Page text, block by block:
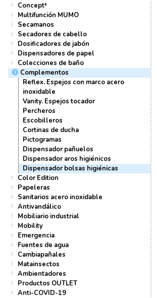
Concept³
Multifunción MUMO
Secamanos
Secadores de cabello
Dosificadores de jabón
Dispensadores de papel
Colecciones de baño
Complementos
Reflex. Espejos con marco acero
inoxidable
Vanity. Espejos tocador
Percheros
Escobilleros
Cortinas de ducha
Pictogramas
Dispensador pañuelos
Dispensador aros higiénicos
Dispensador bolsas higiénicas
Color Edition
Papeleras
Sanitarios acero inoxidable
Antivandálico
Mobiliario industrial
Mobility
Emergencia
Fuentes de agua
Cambiapañales
Matainsectos
Ambientadores
Productos OUTLET
Anti-COVID-19